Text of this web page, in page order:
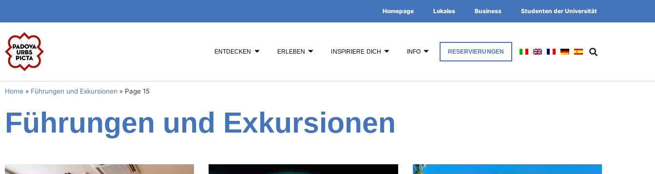
Homepage Lokales Business Studenten der Universität
ENTDECKEN ERLEBEN INSPIRIERE DICH INFO RESERVIERUNGEN
Home » Führungen und Exkursionen » Page 15
Führungen und Exkursionen